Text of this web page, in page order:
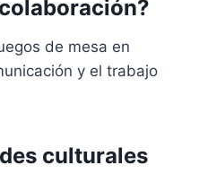
de mesa en
y el trabajo
culturales